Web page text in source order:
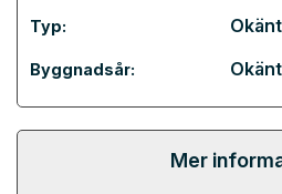
Typ: Okänt
Byggnadsår: Okänt
Mer